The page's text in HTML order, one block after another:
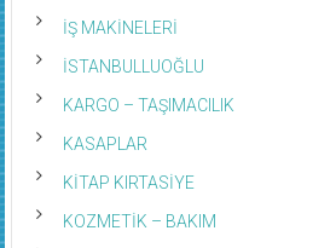
İŞ MAKİNELERİ
İSTANBULLUOĞLU
KARGO – TAŞIMACILIK
KASAPLAR
KİTAP KIRTASİYE
KOZMETİK – BAKIM